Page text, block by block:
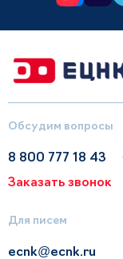
Обсудим вопросы
8 800 777 18 43
Заказать звонок
Для писем
ecnk@ecnk.ru